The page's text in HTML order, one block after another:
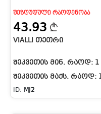
43.93
ᲨᲔᲖᲦᲣᲓᲣᲚᲘ ᲠᲐᲝᲓᲔᲜᲝᲑᲐ
VIALLI ᲗᲔᲗᲠᲘ
ᲨᲔᲙᲕᲔᲗᲘᲡ ᲛᲘᲜ. ᲠᲐᲝᲓ: 1
ᲨᲔᲙᲕᲔᲗᲘᲡ ᲛᲐᲥᲡ. ᲠᲐᲝᲓ:
ID: MJ2